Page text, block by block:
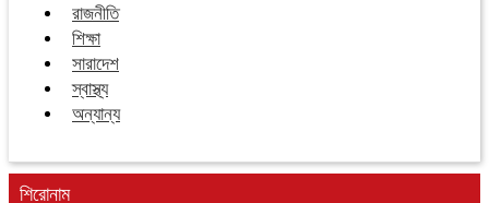
রাজনীতি
শিক্ষা
সারাদেশ
স্বাস্থ্য
অন্যান্য
শিরোনাম